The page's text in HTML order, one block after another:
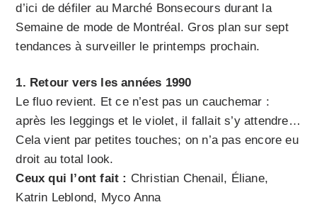
d’ici de défiler au Marché Bonsecours durant la
Semaine de mode de Montréal. Gros plan sur sept
tendances à surveiller le printemps prochain.
1. Retour vers les années 1990
Le fluo revient. Et ce n’est pas un cauchemar :
après les leggings et le violet, il fallait s’y attendre…
Cela vient par petites touches; on n’a pas encore eu
droit au total look.
Ceux qui l’ont fait : Christian Chenail, Éliane,
Katrin Leblond, Myco Anna